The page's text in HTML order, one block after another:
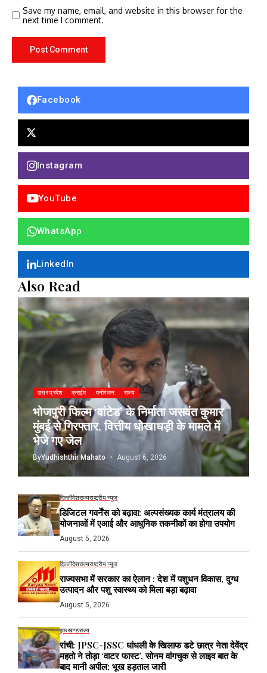
Save my name, email, and website in this browser for the
next time I comment.
Facebook
Instagram
YouTube
WhatsApp
LinkedIn
Also Read
उत्तर प्रदेश क्राईम मनोरंजन राज्य
भोजपुरी फिल्म ‘वांटेड’ के निर्माता जसवंत कुमार
मुंबई से गिरफ्तार, वित्तीय धोखाधड़ी के मामले में
भेजे गए जेल
ByYudhishthir Mahato August 6, 2026
दिल्लीदेशराज्यराष्ट्रीय न्यूज
डिजिटल गवर्नेंस को बढ़ावा: अल्पसंख्यक कार्य मंत्रालय की
योजनाओं में एआई और आधुनिक तकनीकों का होगा उपयोग
August 5, 2026
दिल्लीदेशराज्यराष्ट्रीय न्यूज
राज्यसभा में सरकार का ऐलान : देश में पशुधन विकास, दुग्ध
उत्पादन और पशु स्वास्थ्य को मिला बड़ा बढ़ावा
August 5, 2026
झारखण्डराज्य
रांची: JPSC-JSSC धांधली के खिलाफ डटे छात्र नेता देवेंद्र
महतो ने तोड़ा ‘वाटर फास्ट’, सोनम वांगचुक से लाइव बात के
बाद मानी अपील; भूख हड़ताल जारी